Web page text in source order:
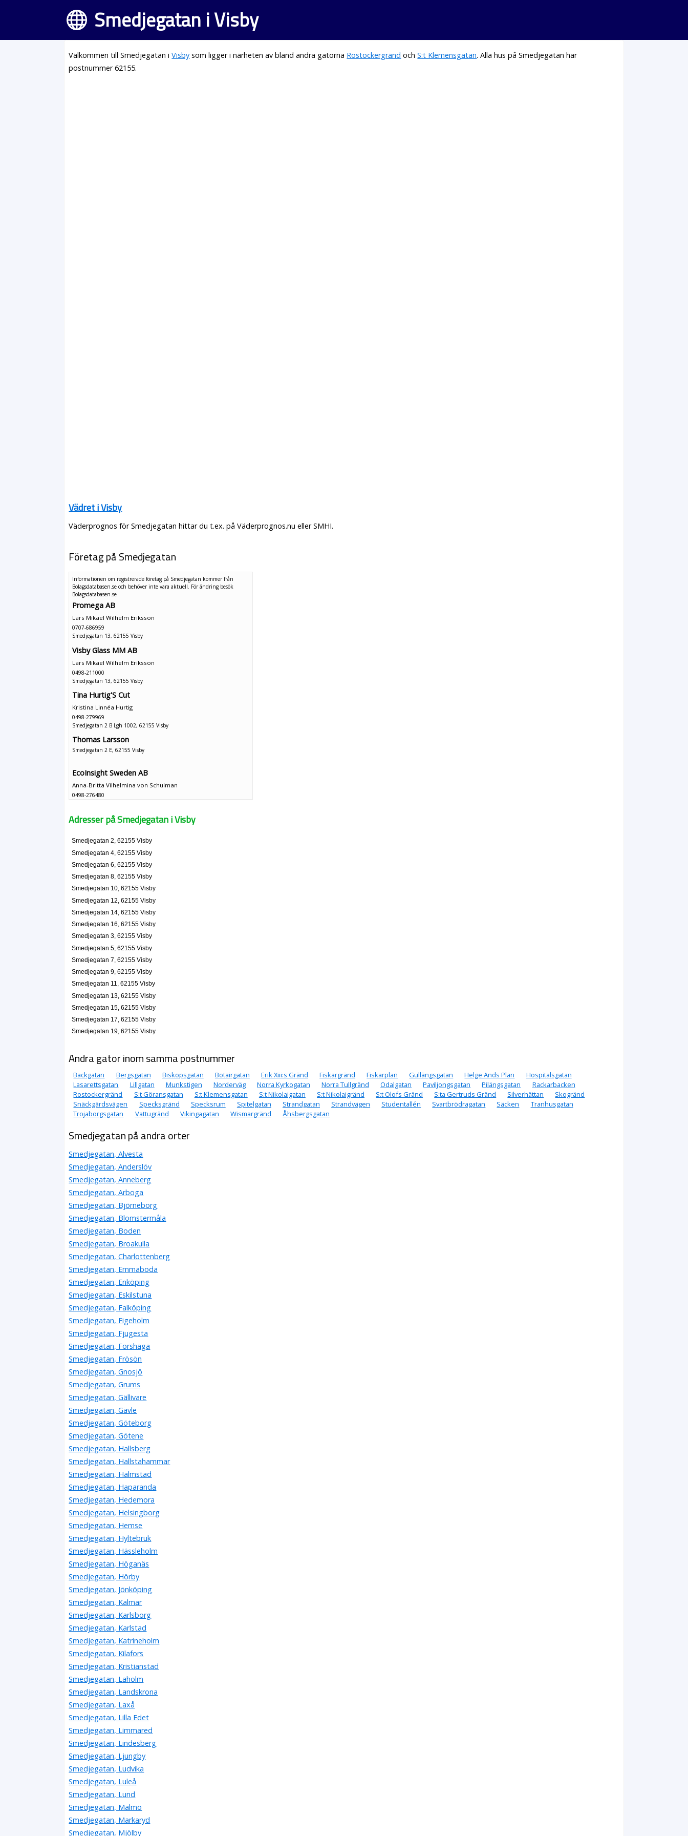
Smedjegatan i Visby
Välkommen till Smedjegatan iVisby som ligger i närheten av bland andra gatorna Rostockergränd ochS:t Klemensgatan. Alla hus på Smedjegatan har
postnummer 62155.
Vädret i Visby
Väderprognos för Smedjegatan hittar du t.ex. på Väderprognos.nu eller SMHI.
Företag på Smedjegatan
Informationen om registrerade företag på Smedjegatan kommer från
Bolagsdatabasen.se och behöver inte vara aktuell. För ändring besök
Bolagsdatabasen.se
Promega AB
Lars Mikael Wilhelm Eriksson
0707-686959
Smedjegatan 13, 62155 Visby
Visby Glass MM AB
Lars Mikael Wilhelm Eriksson
0498-211000
Smedjegatan 13, 62155 Visby
Tina Hurtig'S Cut
Kristina Linnéa Hurtig
0498-279969
Smedjegatan 2 B Lgh 1002, 62155 Visby
Thomas Larsson
Smedjegatan 2 E, 62155 Visby
EcoInsight Sweden AB
Anna-Britta Vilhelmina von Schulman
0498-276480
Hotell S:t Clemens AB
0498-271075
Bengt Öberg
0498-217312
Smedjegatan 4 A Lgh 1004, 62155 Visby
Adresser på Smedjegatan i Visby
Smedjegatan 2, 62155 Visby
Smedjegatan 4, 62155 Visby
Smedjegatan 6, 62155 Visby
Smedjegatan 8, 62155 Visby
Smedjegatan 10, 62155 Visby
Smedjegatan 12, 62155 Visby
Smedjegatan 14, 62155 Visby
Smedjegatan 16, 62155 Visby
Smedjegatan 3, 62155 Visby
Smedjegatan 5, 62155 Visby
Smedjegatan 7, 62155 Visby
Smedjegatan 9, 62155 Visby
Smedjegatan 11, 62155 Visby
Smedjegatan 13, 62155 Visby
Smedjegatan 15, 62155 Visby
Smedjegatan 17, 62155 Visby
Smedjegatan 19, 62155 Visby
Andra gator inom samma postnummer
Backgatan Bergsgatan Biskopsgatan Botairgatan Erik Xiii:s Gränd Fiskargränd Fiskarplan Gullängsgatan Helge Ands Plan
Hospitalsgatan
Lasarettsgatan
Lillgatan Munkstigen Norderväg Norra Kyrkogatan Norra Tullgränd Odalgatan Paviljongsgatan Pilängsgatan
Rackarbacken
Rostockergränd
S:t Göransgatan S:t Klemensgatan S:t Nikolaigatan S:t Nikolaigränd S:t Olofs Gränd S:ta Gertruds Gränd Silverhättan
Skogränd
Snäckgärdsvägen
Specksgränd Specksrum Spitelgatan Strandgatan Strandvägen Studentallén Svartbrödragatan Säcken
Tranhusgatan
Trojaborgsgatan
Vattugränd Vikingagatan Wismargränd Åhsbergsgatan
Smedjegatan på andra orter
Smedjegatan, Alvesta
Smedjegatan, Anderslöv
Smedjegatan, Anneberg
Smedjegatan, Arboga
Smedjegatan, Björneborg
Smedjegatan, Blomstermåla
Smedjegatan, Boden
Smedjegatan, Broakulla
Smedjegatan, Charlottenberg
Smedjegatan, Emmaboda
Smedjegatan, Enköping
Smedjegatan, Eskilstuna
Smedjegatan, Falköping
Smedjegatan, Figeholm
Smedjegatan, Fjugesta
Smedjegatan, Forshaga
Smedjegatan, Frösön
Smedjegatan, Gnosjö
Smedjegatan, Grums
Smedjegatan, Gällivare
Smedjegatan, Gävle
Smedjegatan, Göteborg
Smedjegatan, Götene
Smedjegatan, Hallsberg
Smedjegatan, Hallstahammar
Smedjegatan, Halmstad
Smedjegatan, Haparanda
Smedjegatan, Hedemora
Smedjegatan, Helsingborg
Smedjegatan, Hemse
Smedjegatan, Hyltebruk
Smedjegatan, Hässleholm
Smedjegatan, Höganäs
Smedjegatan, Hörby
Smedjegatan, Jönköping
Smedjegatan, Kalmar
Smedjegatan, Karlsborg
Smedjegatan, Karlstad
Smedjegatan, Katrineholm
Smedjegatan, Kilafors
Smedjegatan, Kristianstad
Smedjegatan, Laholm
Smedjegatan, Landskrona
Smedjegatan, Laxå
Smedjegatan, Lilla Edet
Smedjegatan, Limmared
Smedjegatan, Lindesberg
Smedjegatan, Ljungby
Smedjegatan, Ludvika
Smedjegatan, Luleå
Smedjegatan, Lund
Smedjegatan, Malmö
Smedjegatan, Markaryd
Smedjegatan, Mjölby